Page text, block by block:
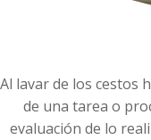
Al lavar de los cestos
de una tarea o
evaluación de lo